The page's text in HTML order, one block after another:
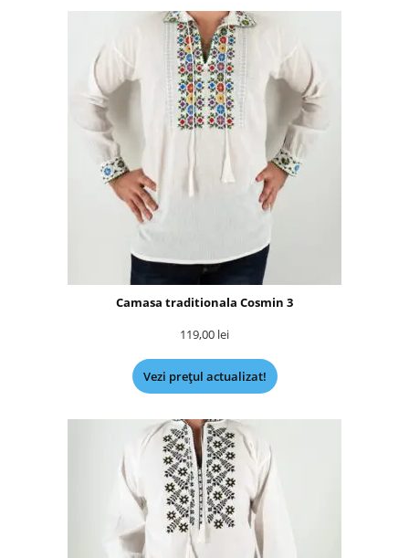
Camasa traditionala Cosmin 3
119,00 lei
Vezi prețul actualizat!